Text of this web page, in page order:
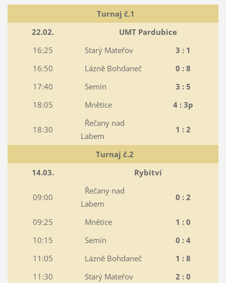
Turnaj č.1
22.02.
UMT Pardubice
16:25
Starý Mateřov
3 : 1
16:50
Lázně Bohdaneč
0 : 8
17:40
Semín
3 : 5
18:05
Mnětice 4 : 3p
18:30
Řečany nad
Labem
1 : 2
Turnaj č.2
14.03.
Rybitví
09:00
Řečany nad
Labem
0 : 2
09:25 Mnětice
1 : 0
10:15
Semín
0 : 4
11:05
Lázně Bohdaneč
1 : 8
11:30
Starý Mateřov
2 : 0